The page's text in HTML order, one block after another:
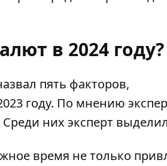
в 2024 году?
пять факторов,
году. По мнению
Среди них эксперт
время не только